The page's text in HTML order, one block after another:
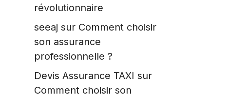
révolutionnaire
seeaj sur Comment choisir
son assurance
professionnelle ?
Devis Assurance TAXI sur
Comment choisir son